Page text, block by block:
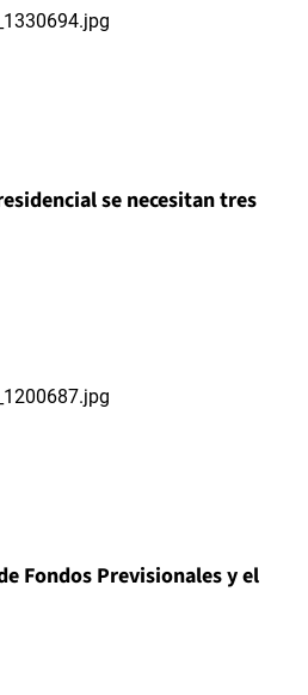
se necesitan tres
Fondos Previsionales y el